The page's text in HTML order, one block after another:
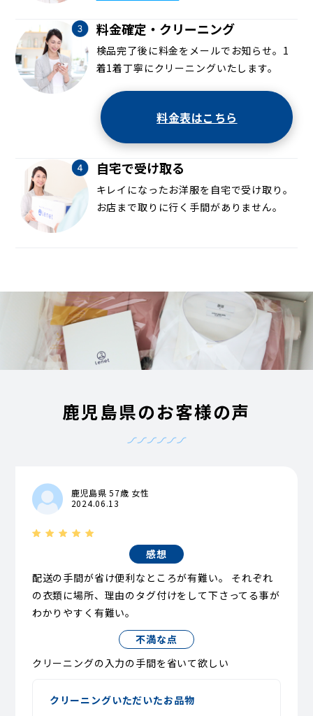
料金確定・クリーニング
検品完了後に料金をメールでお知らせ。1
着1着丁寧にクリーニングいたします。
料金表はこちら
自宅で受け取る
キレイになったお洋服を自宅で受け取り。
お店まで取りに行く手間がありません。
鹿児島県のお客様の声
鹿児島県 57歳 女性
2024.06.13
感想
配送の手間が省け便利なところが有難い。 それぞれ
の衣類に場所、理由のタグ付けをして下さってる事が
わかりやすく有難い。
不満な点
クリーニングの入力の手間を省いて欲しい
クリーニングいただいたお品物